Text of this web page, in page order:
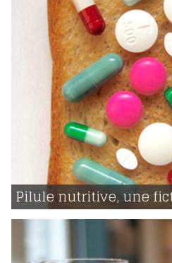
Pilule nutritive, une
08 | 03 | 2018
10801